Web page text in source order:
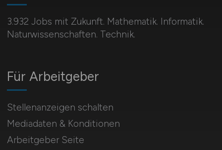
3.932 Jobs mit Zukunft. Mathematik. Informatik.
Naturwissenschaften. Technik.
Für Arbeitgeber
Stellenanzeigen schalten
Mediadaten & Konditionen
Arbeitgeber Seite